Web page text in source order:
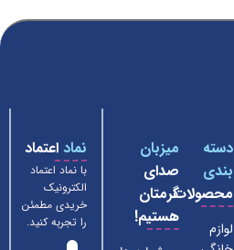
دسته
بندی
محصولات
لوازم
میزبان
صدای
گرمتان
هستیم!
نماد اعتماد
با نماد اعتماد
الکترونیک
خریدی مطمئن
را تجربه کنید.